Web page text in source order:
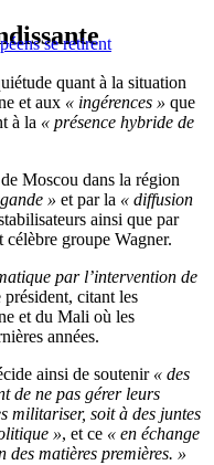
se retirent
quant à la situation
et aux « ingérences » que
à la « présence hybride de
Moscou dans la région
» et par la « diffusion
ainsi que par
groupe Wagner.
par l’intervention de
président, citant les
et du Mali où les
années.
ainsi de soutenir « des
de ne pas gérer leurs
militariser, soit à des juntes
», et ce « en échange
des matières premières. »